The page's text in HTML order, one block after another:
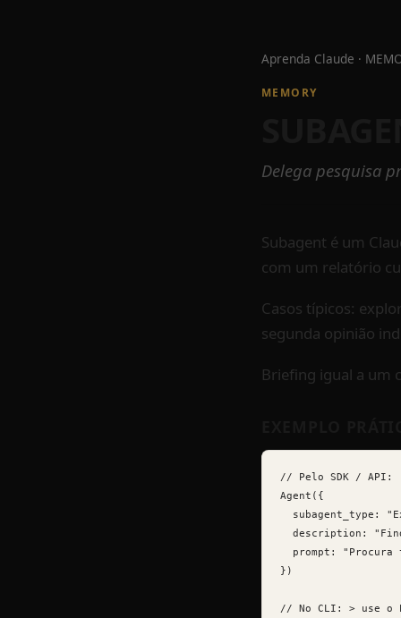
Aprenda Claude ·
MEMORY
Delega pesquisa
Subagent é um
com um relatório
Casos típicos:
segunda opinião
Briefing igual a um
// Pelo SDK / API:
Agent({
subagent_type:
description:
prompt: "Procura
})
// No CLI: > use o